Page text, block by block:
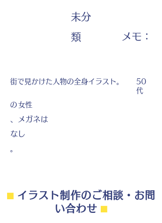
未分
類
​メモ：
街で見かけた人物の全身イラスト。
50
代
の 女性
、メガネは
なし
。
⬛︎イラスト制作のご相談・お問
い合わせ ⬛︎